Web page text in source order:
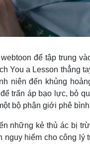
để tập trung
You a Lesson thẳng
niên đến khủng
trấn áp bạo lực, bỏ
bộ phận giới phê
những kẻ thủ ác bị
hiểm cho công lý